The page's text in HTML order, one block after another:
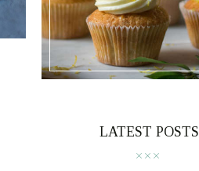
LATEST POSTS